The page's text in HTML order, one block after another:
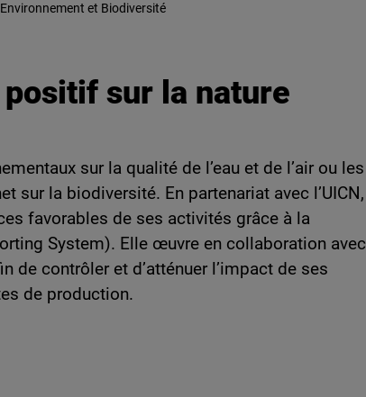
Environnement et Biodiversité
sur la nature
sur la qualité de l’eau et de l’air ou les
la biodiversité. En partenariat avec l’UICN,
favorables de ses activités grâce à la
System). Elle œuvre en collaboration avec
de contrôler et d’atténuer l’impact de ses
de production.